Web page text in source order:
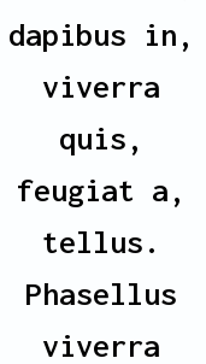
dapibus in,
viverra
quis,
feugiat a,
tellus.
Phasellus
viverra